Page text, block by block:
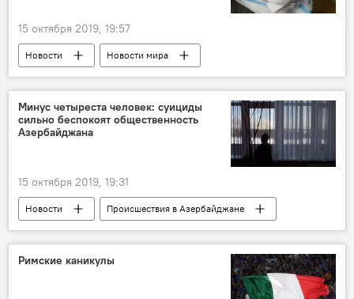
15 октября 2019, 19:57
Новости
Новости мира
Происшествия
ЖИЗНЬ
Минус четыреста человек: суициды
сильно беспокоят общественность
Азербайджана
15 октября 2019, 19:31
Новости
Происшествия в Азербайджане
Азербайджан
ЖИЗНЬ
суицид
Римские каникулы